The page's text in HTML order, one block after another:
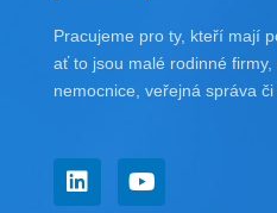
Pracujeme pro ty, kteří mají
ať to jsou malé rodinné firmy,
nemocnice, veřejná správa či
L
i
Y
o